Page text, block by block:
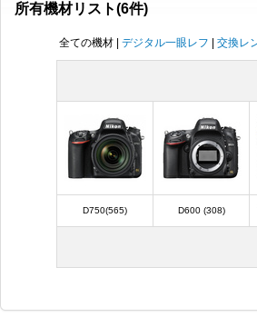
所有機材リスト(6件)
全ての機材 | デジタル一眼レフ 交換レ
D750(565) D600 (308)